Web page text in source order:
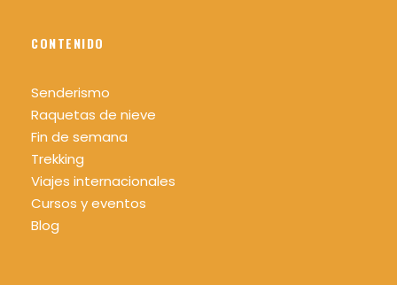
Distancia: 15 km
Desnivel: +1150 m -290 m
Nivel: Medio
Duración: 8 h aprox
CONTENIDO
Senderismo
Raquetas de nieve
Fin de semana
Trekking
Viajes internacionales
Cursos y eventos
Blog